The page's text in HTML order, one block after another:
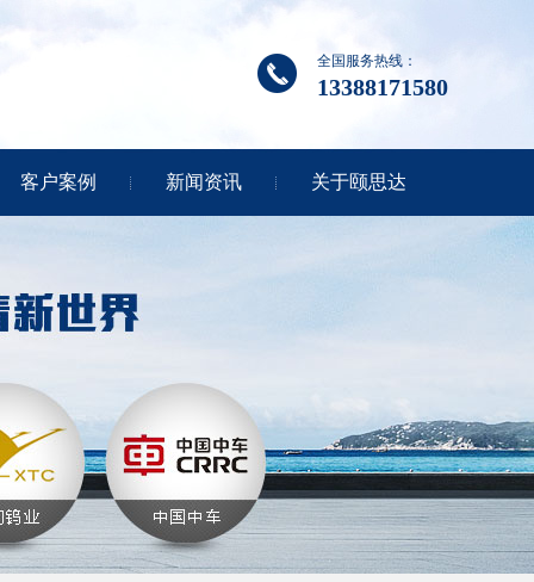
全国服务热线：
13388171580
客户案例 新闻资讯 关于颐思达